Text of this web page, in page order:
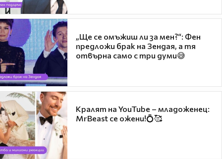
„Ще се омъжиш ли за мен?“: Фен
предложи брак на Зендая, а тя
отвърна само с три думи😅
Кралят на YouTube – младоженец:
MrBeast се ожени!💍🥰